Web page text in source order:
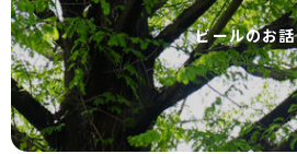
ビールのお話